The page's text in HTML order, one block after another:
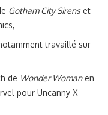
Gotham City Sirens et
travaillé sur
de Wonder Womanen
pour Uncanny X-